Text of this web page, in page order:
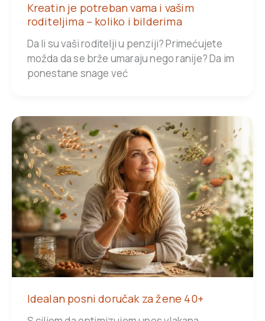
Kreatin je potreban vama i vašim
roditeljima – koliko i bilderima
Da li su vaši roditelji u penziji? Primećujete
možda da se brže umaraju nego ranije? Da im
ponestane snage već
Idealan posni doručak za žene 40+